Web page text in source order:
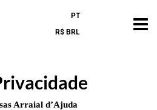
PT
R$ BRL
Arraial d’Ajuda